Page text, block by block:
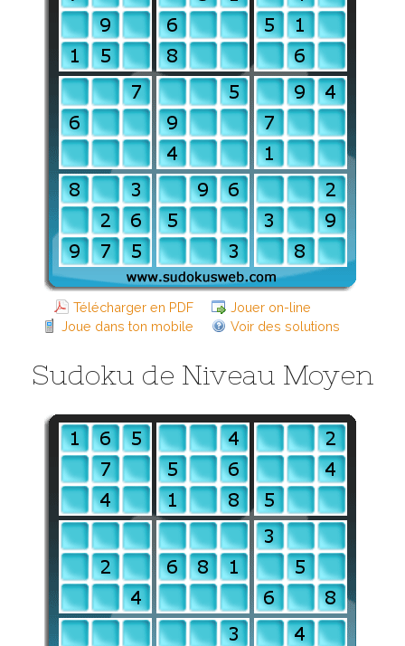
Télécharger en PDF
Jouer on-line
Joue dans ton mobile
Voir des solutions
Sudoku de Niveau Moyen